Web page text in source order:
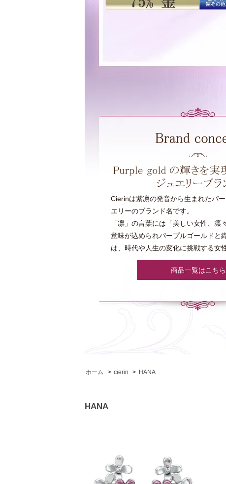
Cierinは紫凛の発音から生まれたパ
エリーのブランド名です。
「凛」の言葉には「美しい女性、凛
意味が込められパープルゴールドと
は、時代や人生の変化に挑戦する女
商品一覧はこちら
ホーム > cierin > HANA
HANA